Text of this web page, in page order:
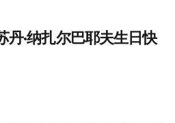
丹·纳扎尔巴耶夫生日快